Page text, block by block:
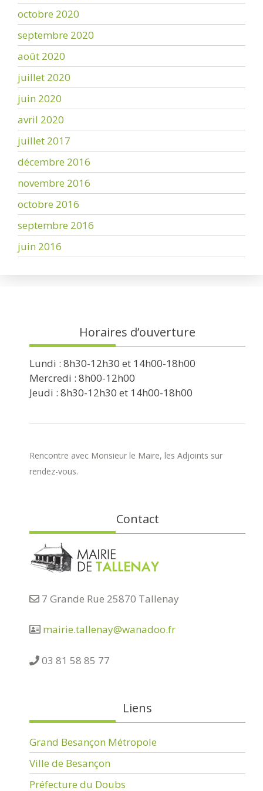
octobre 2020
septembre 2020
août 2020
juillet 2020
juin 2020
avril 2020
juillet 2017
décembre 2016
novembre 2016
octobre 2016
septembre 2016
juin 2016
Horaires d’ouverture
Lundi : 8h30-12h30 et 14h00-18h00
Mercredi : 8h00-12h00
Jeudi : 8h30-12h30 et 14h00-18h00
Rencontre avec Monsieur le Maire, les Adjoints sur
rendez-vous.
Contact
7 Grande Rue 25870 Tallenay
mairie.tallenay@wanadoo.fr
03 81 58 85 77
Liens
Grand Besançon Métropole
Ville de Besançon
Préfecture du Doubs